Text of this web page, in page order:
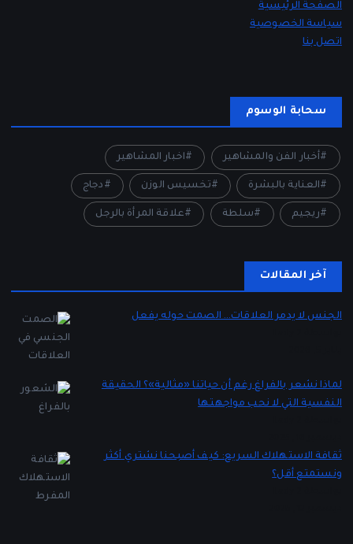
الصفحة الرئيسية
سياسة الخصوصية
اتصل بنا
سحابة الوسوم
أخبار الفن والمشاهير اخبار المشاهير
العناية بالبشرة تخسيس الوزن دجاج
ريجيم سلطة علاقة المرأة بالرجل
آخر المقالات
الجنس لا يدمر العلاقات… الصمت حوله يفعل
لماذا نشعر بالفراغ رغم أن حياتنا «مثالية»؟ الحقيقة
النفسية التي لا نحب مواجهتها
ثقافة الاستهلاك السريع: كيف أصبحنا نشتري أكثر
ونستمتع أقل؟